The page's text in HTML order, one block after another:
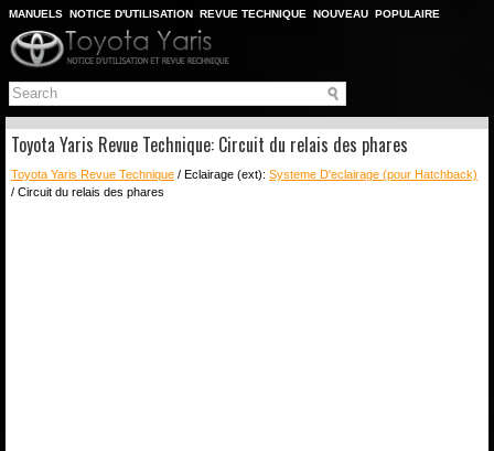
MANUELS NOTICE D'UTILISATION REVUE TECHNIQUE NOUVEAU POPULAIRE
PLAN DU SITE
CHERCHER
Toyota Yaris Revue Technique: Circuit du relais des phares
Toyota Yaris Revue Technique / Eclairage (ext): Systeme D'eclairage (pour Hatchback)
/ Circuit du relais des phares